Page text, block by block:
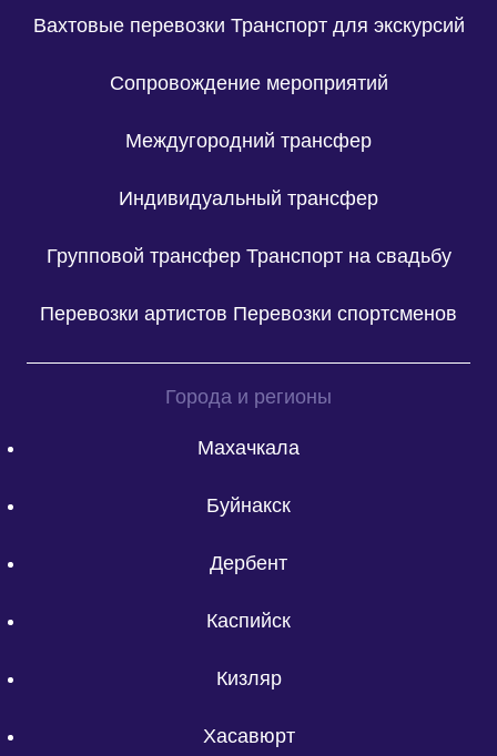
Вахтовые перевозки Транспорт для экскурсий
Сопровождение мероприятий
Междугородний трансфер
Индивидуальный трансфер
Групповой трансфер Транспорт на свадьбу
Перевозки артистов Перевозки спортсменов
Города и регионы
Махачкала
Буйнакск
Дербент
Каспийск
Кизляр
Хасавюрт